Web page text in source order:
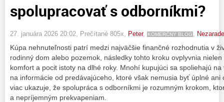
spolupracovať s odborníkmi?
27. januára 2026 20:02 , Prečítané 805x, Peter, KOMERČNÝ BLOG
Kúpa nehnuteľnosti patrí medzi najväčšie finančné rozhodnutia v
rodinný dom alebo pozemok, následky tohto kroku ovplyvnia
komfort a pocit istoty na dlhé roky. Mnohí kupujúci sa spoliehajú
na informácie od predávajúceho, ktoré však nemusia byť úplné
viac ukazuje, že spolupráca s odborníkmi je rozumným krokom,
a nepríjemným prekvapeniam.